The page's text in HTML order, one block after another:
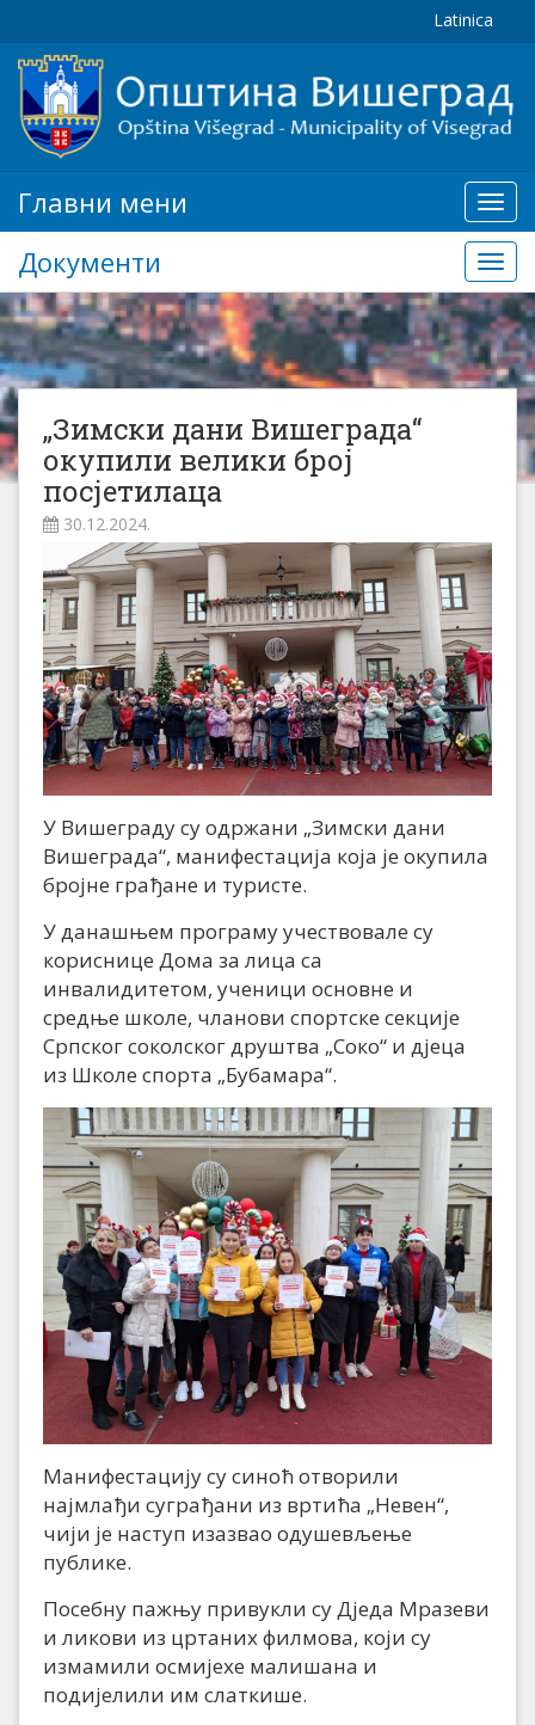
Latinica
мени
Главни мени
Документи
„Зимски дани Вишеграда“
окупили велики број
посјетилаца
30.12.2024.
У Вишеграду су одржани „Зимски дани
Вишеграда“, манифестација која је окупила
бројне грађане и туристе.
У данашњем програму учествовале су
кориснице Дома за лица са
инвалидитетом, ученици основне и
средње школе, чланови спортске секције
Српског соколског друштва „Соко“ и дјеца
из Школе спорта „Бубамара“.
Манифестацију су синоћ отворили
најмлађи суграђани из вртића „Невен“,
чији је наступ изазвао одушевљење
публике.
Посебну пажњу привукли су Дједа Мразеви
и ликови из цртаних филмова, који су
измамили осмијехе малишана и
подијелили им слаткише.